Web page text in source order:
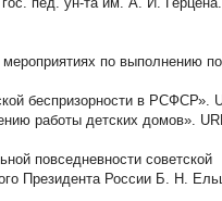
по выполнению
беспризорности в РСФСР».
работы детских домов».
повседневности советской
Президента России Б. Н.